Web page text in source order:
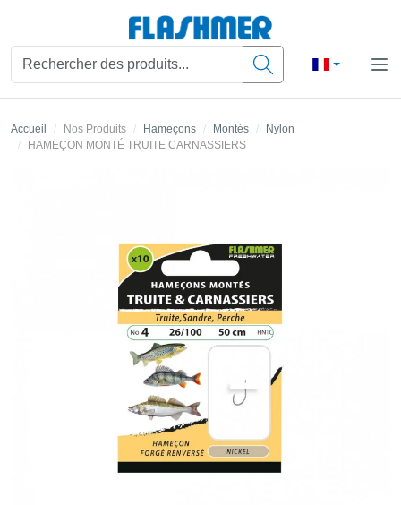
Accueil Nos Produits Hameçons Montés
Nylon
HAMEÇON MONTÉ TRUITE CARNASSIERS